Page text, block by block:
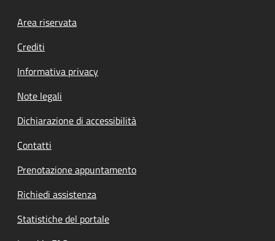
Footer menu
Area riservata
Crediti
Informativa privacy
Note legali
Dichiarazione di accessibilità
Contatti
Prenotazione appuntamento
Richiedi assistenza
Statistiche del portale